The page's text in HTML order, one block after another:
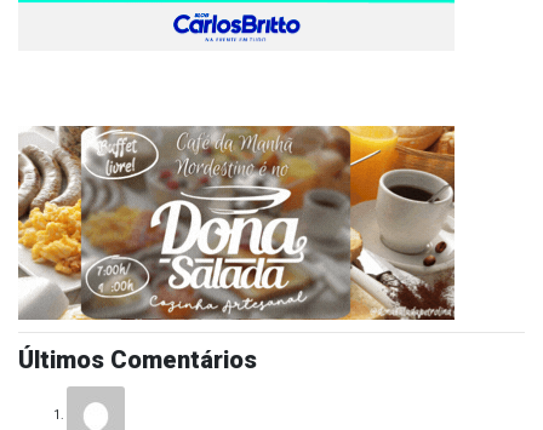
Últimos Comentários